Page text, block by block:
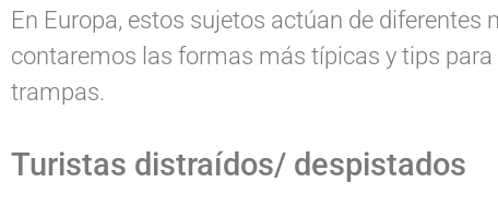
En Europa, estos sujetos actúan de diferentes
contaremos las formas más típicas y tips para
trampas.
Turistas distraídos/ despistados